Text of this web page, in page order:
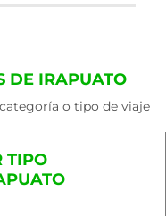
DE IRAPUATO
o tipo de viaje
TIPO